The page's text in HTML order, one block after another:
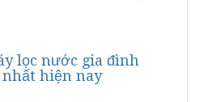
lọc nước gia đình
hiện nay